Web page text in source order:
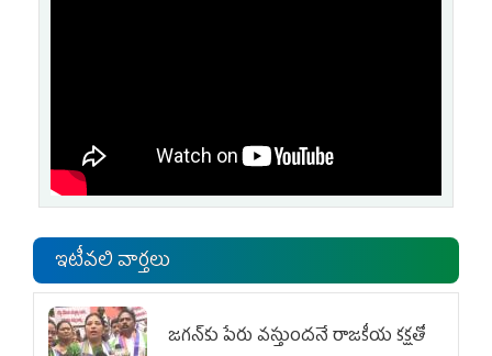
ఇటీవలి వార్తలు
జగన్‌కు పేరు వస్తుందనే రాజకీయ కక్షతో